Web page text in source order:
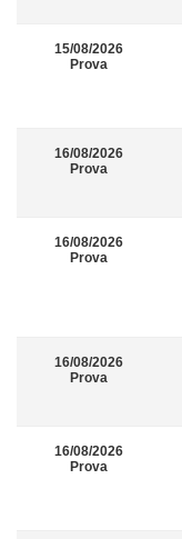
15/08/2026
Prova
16/08/2026
Prova
16/08/2026
Prova
16/08/2026
Prova
16/08/2026
Prova